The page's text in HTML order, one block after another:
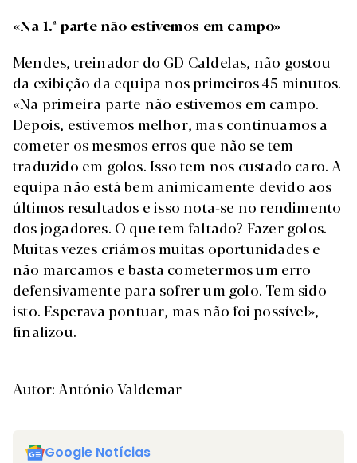
«Na 1.ª parte não estivemos em campo»
Mendes, treinador do GD Caldelas, não gostou
da exibição da equipa nos primeiros 45 minutos.
«Na primeira parte não estivemos em campo.
Depois, estivemos melhor, mas continuamos a
cometer os mesmos erros que não se tem
traduzido em golos. Isso tem nos custado caro. A
equipa não está bem animicamente devido aos
últimos resultados e isso nota-se no rendimento
dos jogadores. O que tem faltado? Fazer golos.
Muitas vezes criámos muitas oportunidades e
não marcamos e basta cometermos um erro
defensivamente para sofrer um golo. Tem sido
isto. Esperava pontuar, mas não foi possível»,
finalizou.
Autor: António Valdemar
Google Notícias